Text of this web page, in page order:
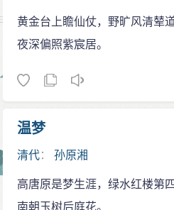
黄金台上瞻仙仗，野旷风清辇
夜深偏照紫宸居。
温梦
清代：孙原湘
高唐原是梦生涯，绿水红楼第
南朝玉树后庭花。